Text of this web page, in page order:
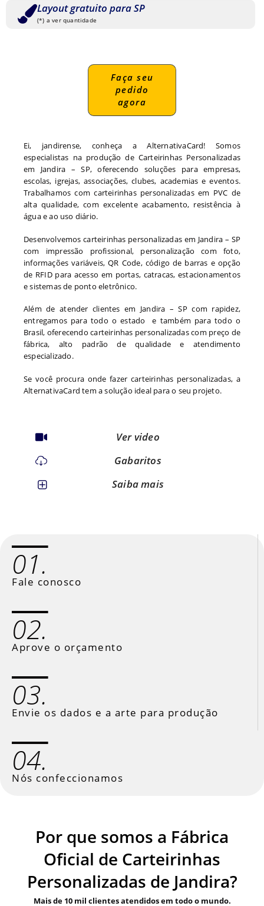
Layout gratuito para SP
(*) a ver quantidade
Faça seu
pedido
agora
Ei, jandirense, conheça a AlternativaCard! Somos
especialistas na produção de Carteirinhas Personalizadas
em Jandira – SP, oferecendo soluções para empresas,
escolas, igrejas, associações, clubes, academias e eventos.
Trabalhamos com carteirinhas personalizadas em PVC de
alta qualidade, com excelente acabamento, resistência à
água e ao uso diário.
Desenvolvemos carteirinhas personalizadas em Jandira – SP
com impressão profissional, personalização com foto,
informações variáveis, QR Code, código de barras e opção
de RFID para acesso em portas, catracas, estacionamentos
e sistemas de ponto eletrônico.
Além de atender clientes em Jandira – SP com rapidez,
entregamos para todo o estado e também para todo o
Brasil, oferecendo carteirinhas personalizadas com preço de
fábrica, alto padrão de qualidade e atendimento
especializado.
Se você procura onde fazer carteirinhas personalizadas, a
AlternativaCard tem a solução ideal para o seu projeto.
Ver video
Gabaritos
Saiba mais
01.
Fale conosco
02.
Aprove o orçamento
03.
Envie os dados e a arte para produção
04.
Nós confeccionamos
Por que somos a Fábrica
Oficial de Carteirinhas
Personalizadas de Jandira?
Mais de 10 mil clientes atendidos em todo o mundo.